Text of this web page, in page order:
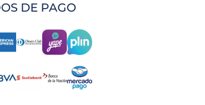
DE PAGO